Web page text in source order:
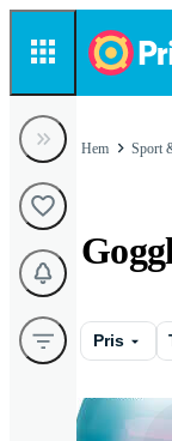
Hem Sport
Pris